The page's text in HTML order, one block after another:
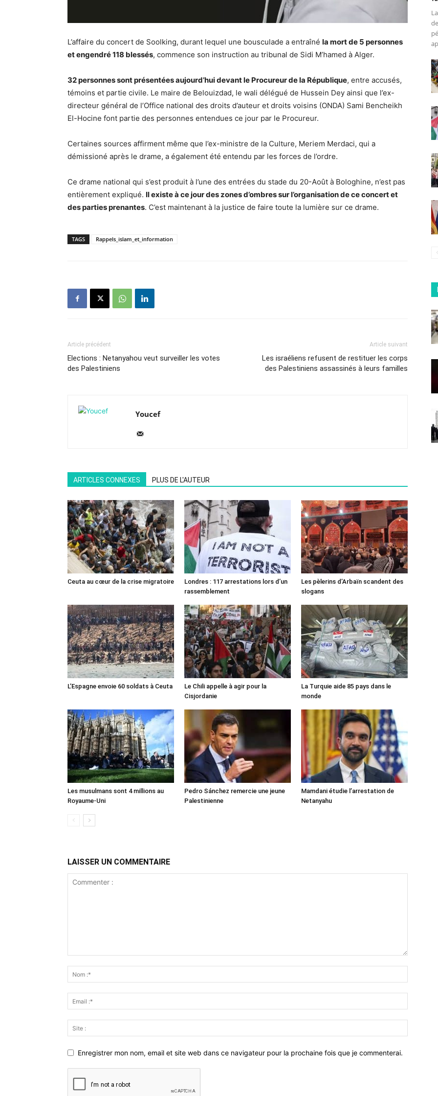
L’affaire du concert de Soolking, durant lequel une bousculade a entraîné la mort de 5 personnes
et engendré 118 blessés, commence son instruction au tribunal de Sidi M’hamed à Alger.
32 personnes sont présentées aujourd’hui devant le Procureur de la République, entre accusés,
témoins et partie civile. Le maire de Belouizdad, le wali délégué de Hussein Dey ainsi que l’ex-
directeur général de l’Office national des droits d’auteur et droits voisins (ONDA) Sami Bencheikh
El-Hocine font partie des personnes entendues ce jour par le Procureur.
Certaines sources affirment même que l’ex-ministre de la Culture, Meriem Merdaci, qui a
démissioné après le drame, a également été entendu par les forces de l’ordre.
Ce drame national qui s’est produit à l’une des entrées du stade du 20-Août à Bologhine, n’est pas
entièrement expliqué. Il existe à ce jour des zones d’ombres sur l’organisation de ce concert et
des parties prenantes. C’est maintenant à la justice de faire toute la lumière sur ce drame.
TAGS Rappels_islam_et_information
Article précédent
Elections : Netanyahou veut surveiller les votes
des Palestiniens
Article suivant
Les israéliens refusent de restituer les corps
des Palestiniens assassinés à leurs familles
Youcef
ARTICLES CONNEXES PLUS DE L'AUTEUR
Ceuta au cœur de la crise migratoire
Londres : 117 arrestations lors d’un
rassemblement
Les pèlerins d’Arbaïn scandent des
slogans
L’Espagne envoie 60 soldats à Ceuta
Le Chili appelle à agir pour la
Cisjordanie
La Turquie aide 85 pays dans le
monde
Les musulmans sont 4 millions au
Royaume-Uni
Pedro Sánchez remercie une jeune
Palestinienne
Mamdani étudie l’arrestation de
Netanyahu
LAISSER UN COMMENTAIRE
Enregistrer mon nom, email et site web dans ce navigateur pour la prochaine fois que je commenterai.